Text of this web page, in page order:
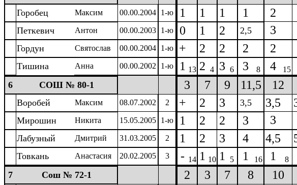
Горобец
Максим 00.00.2004 1-ю 1 1 1 1 2
Петкевич Антон 00.00.2003 1-ю 0 1 2 2,5 3
Гордун Святослав 00.00.2004 1-ю + 2 2 2 2
Тишина Анна 00.00.2002 1-ю 1 13 2 4 3 6 3 8 4 15
6 СОШ № 80-1 3 7 9 11,5 12
Воробей
Максим 08.07.2002 2 + 2 3 3,5 3,5
Мирошин Никита 15.05.2005 1-ю 1 2 2 3 3
Лабузный Дмитрий 31.03.2005 2 1 2 3 4 4,5
Товкань Анастасия 20.02.2005 3 - 14 1 10 1 5 1 16 1 8
7 Сош № 72-1 2 3 7 8 10